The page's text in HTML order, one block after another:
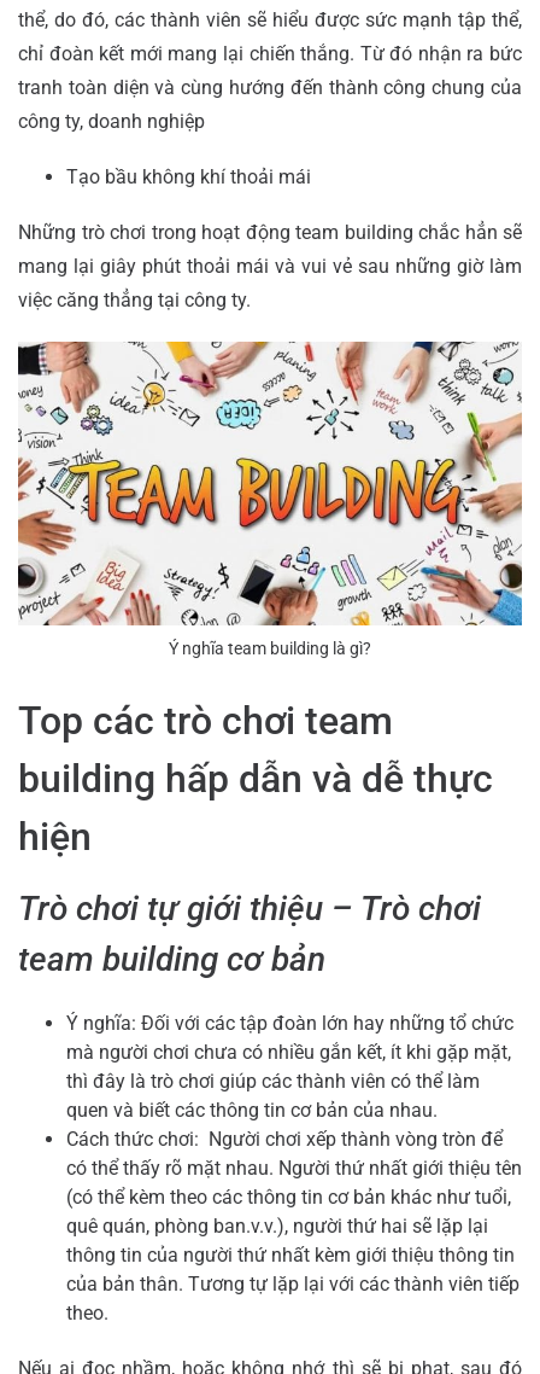
thể, do đó, các thành viên sẽ hiểu được sức mạnh tập thể,
chỉ đoàn kết mới mang lại chiến thắng. Từ đó nhận ra bức
tranh toàn diện và cùng hướng đến thành công chung của
công ty, doanh nghiệp
Tạo bầu không khí thoải mái
Những trò chơi trong hoạt động team building chắc hẳn sẽ
mang lại giây phút thoải mái và vui vẻ sau những giờ làm
việc căng thẳng tại công ty.
Ý nghĩa team building là gì?
Top các trò chơi team
building hấp dẫn và dễ thực
hiện
Trò chơi tự giới thiệu – Trò chơi
team building cơ bản
Ý nghĩa: Đối với các tập đoàn lớn hay những tổ chức
mà người chơi chưa có nhiều gắn kết, ít khi gặp mặt,
thì đây là trò chơi giúp các thành viên có thể làm
quen và biết các thông tin cơ bản của nhau.
Cách thức chơi: Người chơi xếp thành vòng tròn để
có thể thấy rõ mặt nhau. Người thứ nhất giới thiệu tên
(có thể kèm theo các thông tin cơ bản khác như tuổi,
quê quán, phòng ban.v.v.), người thứ hai sẽ lặp lại
thông tin của người thứ nhất kèm giới thiệu thông tin
của bản thân. Tương tự lặp lại với các thành viên tiếp
theo.
Nếu ai đọc nhầm, hoặc không nhớ thì sẽ bị phạt, sau đó